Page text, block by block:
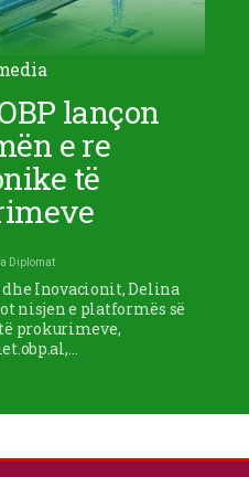
lançon
e re
të
Diplomat
Inovacionit, Delina
nisjen e platformës së
prokurimeve,